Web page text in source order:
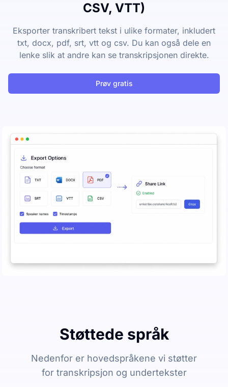
CSV, VTT)
Eksporter transkribert tekst i ulike formater, inkludert
txt, docx, pdf, srt, vtt og csv. Du kan også dele en
lenke slik at andre kan se transkripsjonen direkte.
Prøv gratis
Støttede språk
Nedenfor er hovedspråkene vi støtter
for transkripsjon og undertekster